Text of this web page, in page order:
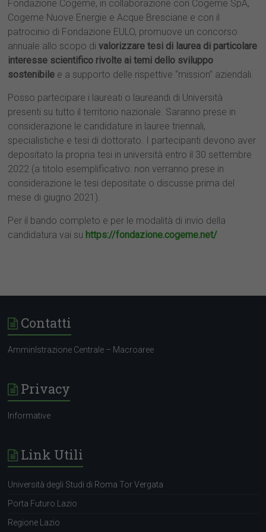
Fondazione Cogeme, in collaborazione con Cogeme SpA,
Cogeme Nuove Energie e Acque Bresciane e con il
patrocinio di Fondazione EULO, promuove un concorso
annuale allo scopo divalorizzare tesi di laurea di particolare
interesse scientifico rivolte ai temi dello sviluppo
sostenibile e a supporto delle rispettive “mission” aziendali.
Posso partecipare i laureati o laureandi di Università
presenti su tutto il territorio nazionale. Saranno prese in
considerazione le candidature in lauree triennali,
specialistiche e tesi di dottorato. I partecipanti devono aver
depositato la propria tesi in università entro il 30 settembre
2022 (a titolo esemplificativo: non verranno prese in
considerazione le tesi depositate o discusse prima del
mese di giugno 2021).
Per il bando completo e per le modalità di invio della
candidatura vai su https://fondazione.cogeme.net/
Contatti
AmminIstrazione Centrale – Macroaree
Privacy
Informative
Link Utili
Università degli Studi di Roma Tor Vergata
Porta Futuro Lazio
Regione Lazio